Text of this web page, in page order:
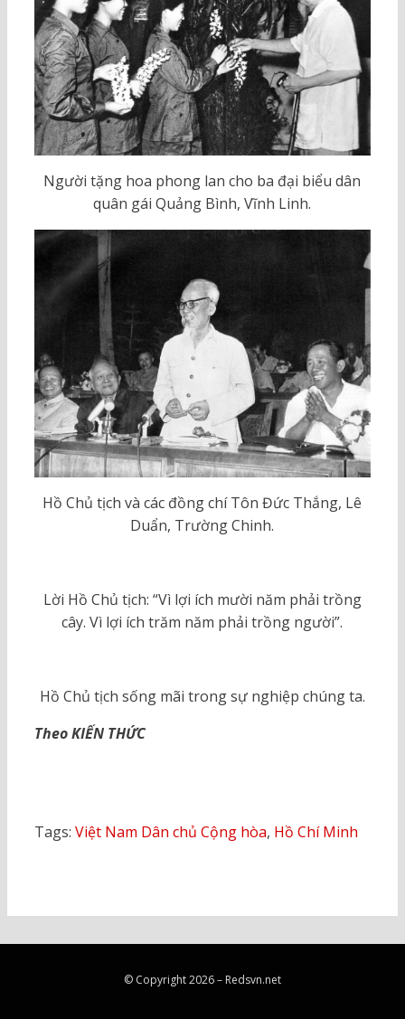
Người tặng hoa phong lan cho ba đại biểu dân
quân gái Quảng Bình, Vĩnh Linh.
Hồ Chủ tịch và các đồng chí Tôn Đức Thắng, Lê
Duẩn, Trường Chinh.
Lời Hồ Chủ tịch: “Vì lợi ích mười năm phải trồng
cây. Vì lợi ích trăm năm phải trồng người”.
Hồ Chủ tịch sống mãi trong sự nghiệp chúng ta.
Theo KIẾN THỨC
Tags: Việt Nam Dân chủ Cộng hòa, Hồ Chí Minh
© Copyright 2026 – Redsvn.net